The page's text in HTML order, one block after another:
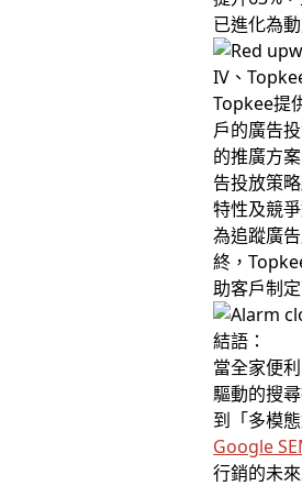
已進化為
IV、
Topkee提
戶的廣告
的推廣方
告投放策
特性及競
為追蹤廣
終，
助客戶制
結語：
當全家便
驅動的搜
到「多模
Google
行銷的未